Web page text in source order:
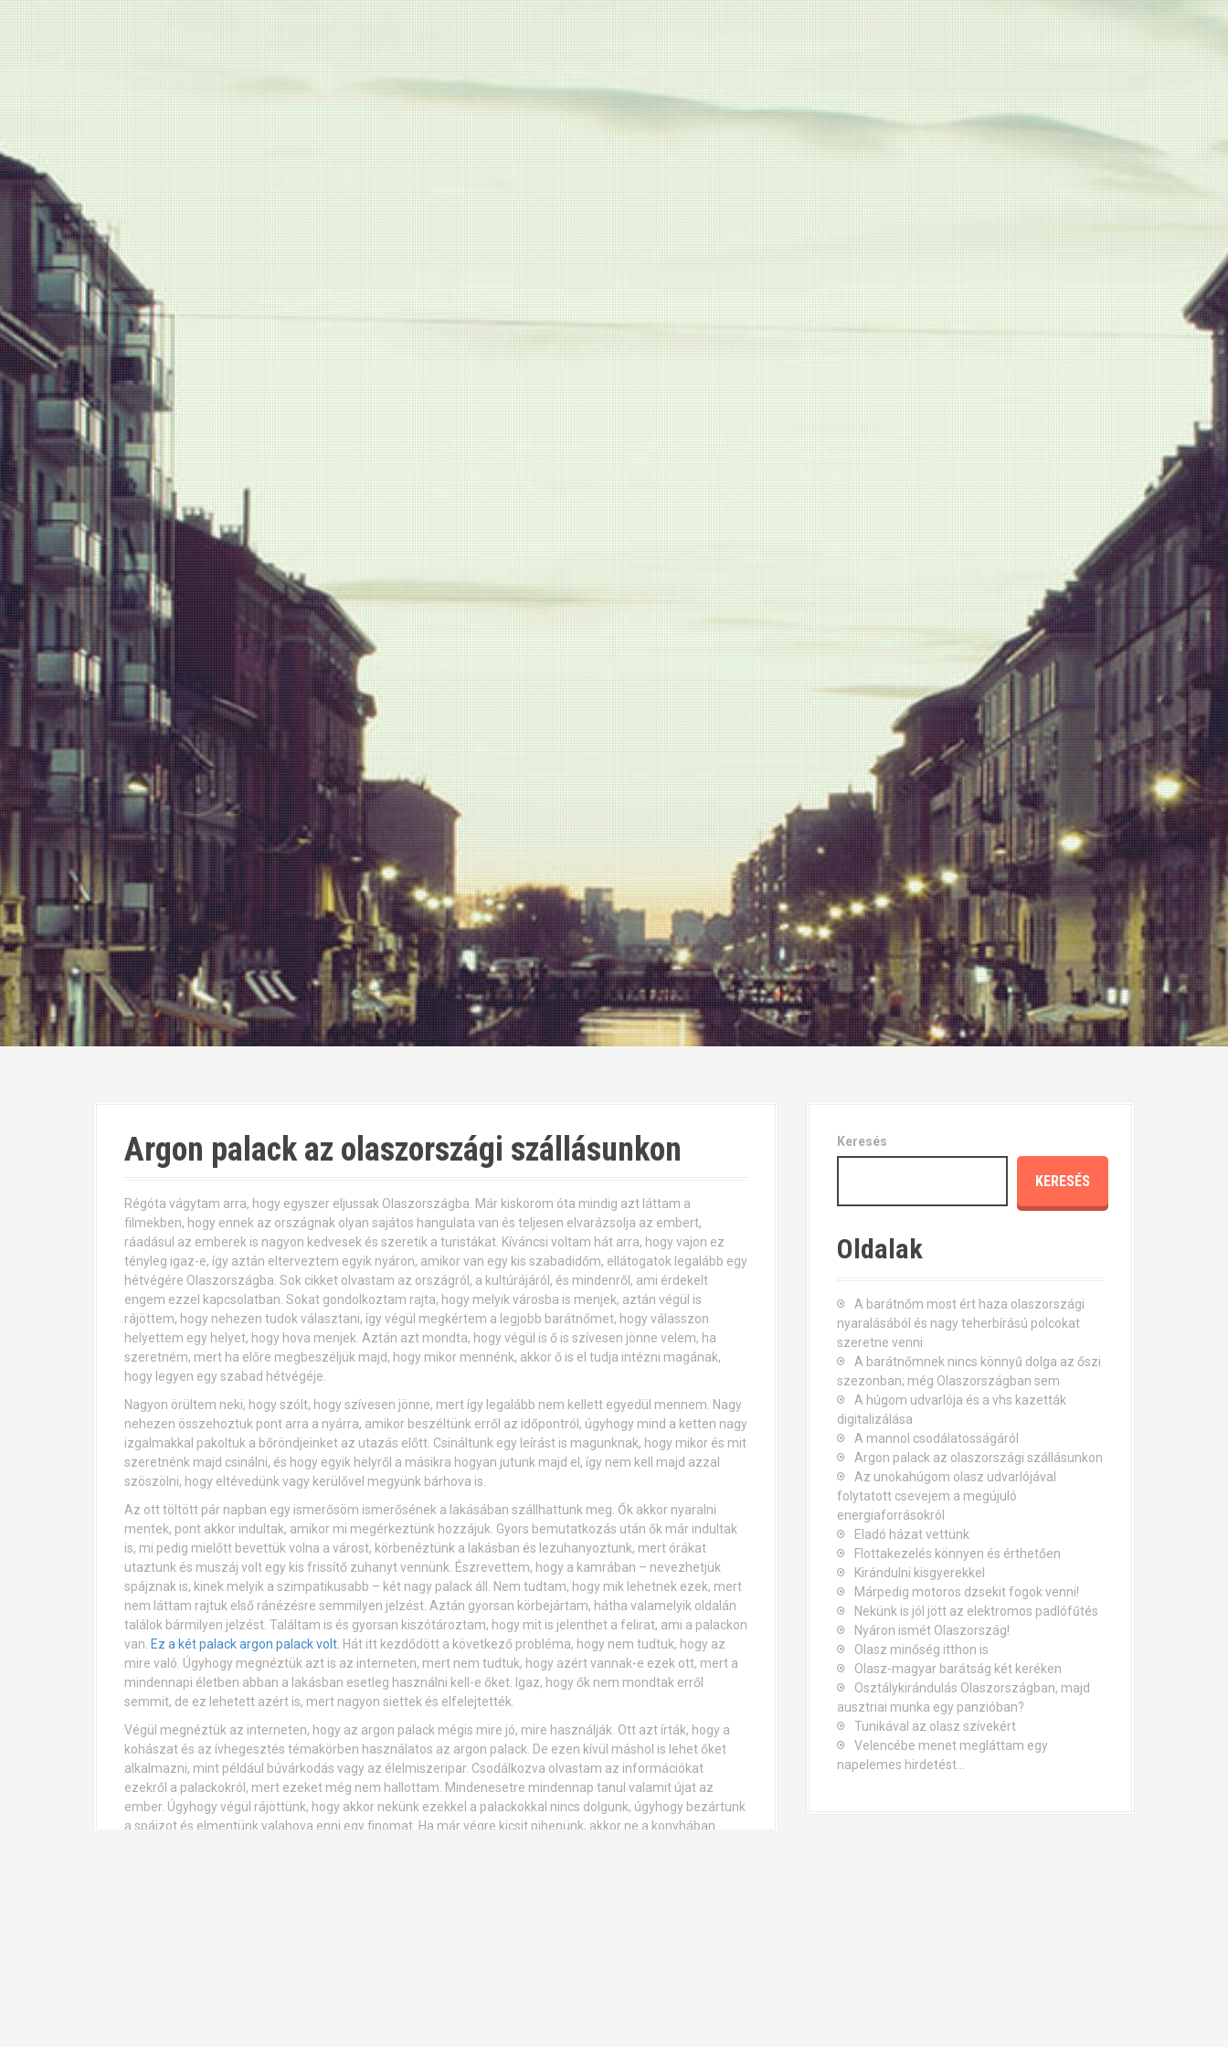
Argon palack az olaszországi szállásunkon
Régóta vágytam arra, hogy egyszer eljussak Olaszországba. Már kiskorom óta mindig azt láttam a
filmekben, hogy ennek az országnak olyan sajátos hangulata van és teljesen elvarázsolja az embert,
ráadásul az emberek is nagyon kedvesek és szeretik a turistákat. Kíváncsi voltam hát arra, hogy vajon ez
tényleg igaz-e, így aztán elterveztem egyik nyáron, amikor van egy kis szabadidőm, ellátogatok legalább egy
hétvégére Olaszországba. Sok cikket olvastam az országról, a kultúrájáról, és mindenről, ami érdekelt
engem ezzel kapcsolatban. Sokat gondolkoztam rajta, hogy melyik városba is menjek, aztán végül is
rájöttem, hogy nehezen tudok választani, így végül megkértem a legjobb barátnőmet, hogy válasszon
helyettem egy helyet, hogy hova menjek. Aztán azt mondta, hogy végül is ő is szívesen jönne velem, ha
szeretném, mert ha előre megbeszéljük majd, hogy mikor mennénk, akkor ő is el tudja intézni magának,
hogy legyen egy szabad hétvégéje.
Nagyon örültem neki, hogy szólt, hogy szívesen jönne, mert így legalább nem kellett egyedül mennem. Nagy
nehezen összehoztuk pont arra a nyárra, amikor beszéltünk erről az időpontról, úgyhogy mind a ketten nagy
izgalmakkal pakoltuk a bőröndjeinket az utazás előtt. Csináltunk egy leírást is magunknak, hogy mikor és mit
szeretnénk majd csinálni, és hogy egyik helyről a másikra hogyan jutunk majd el, így nem kell majd azzal
szöszölni, hogy eltévedünk vagy kerülővel megyünk bárhova is.
Az ott töltött pár napban egy ismerősöm ismerősének a lakásában szállhattunk meg. Ők akkor nyaralni
mentek, pont akkor indultak, amikor mi megérkeztünk hozzájuk. Gyors bemutatkozás után ők már indultak
is, mi pedig mielőtt bevettük volna a várost, körbenéztünk a lakásban és lezuhanyoztunk, mert órákat
utaztunk és muszáj volt egy kis frissítő zuhanyt vennünk. Észrevettem, hogy a kamrában – nevezhetjük
spájznak is, kinek melyik a szimpatikusabb – két nagy palack áll. Nem tudtam, hogy mik lehetnek ezek, mert
nem láttam rajtuk első ránézésre semmilyen jelzést. Aztán gyorsan körbejártam, hátha valamelyik oldalán
találok bármilyen jelzést. Találtam is és gyorsan kiszótároztam, hogy mit is jelenthet a felirat, ami a palackon
van. Ez a két palack argon palack volt. Hát itt kezdődött a következő probléma, hogy nem tudtuk, hogy az
mire való. Úgyhogy megnéztük azt is az interneten, mert nem tudtuk, hogy azért vannak-e ezek ott, mert a
mindennapi életben abban a lakásban esetleg használni kell-e őket. Igaz, hogy ők nem mondtak erről
semmit, de ez lehetett azért is, mert nagyon siettek és elfelejtették.
Végül megnéztük az interneten, hogy az argon palack mégis mire jó, mire használják. Ott azt írták, hogy a
kohászat és az ívhegesztés témakörben használatos az argon palack. De ezen kívül máshol is lehet őket
alkalmazni, mint például búvárkodás vagy az élelmiszeripar. Csodálkozva olvastam az információkat
ezekről a palackokról, mert ezeket még nem hallottam. Mindenesetre mindennap tanul valamit újat az
ember. Úgyhogy végül rájöttünk, hogy akkor nekünk ezekkel a palackokkal nincs dolgunk, úgyhogy bezártunk
a spájzot és elmentünk valahova enni egy finomat. Ha már végre kicsit pihenünk, akkor ne a konyhában
Keresés
KERESÉS
Oldalak
A barátnőm most ért haza olaszországi
nyaralásából és nagy teherbírású polcokat
szeretne venni
A barátnőmnek nincs könnyű dolga az őszi
szezonban; még Olaszországban sem
A húgom udvarlója és a vhs kazetták
digitalizálása
A mannol csodálatosságáról
Argon palack az olaszországi szállásunkon
Az unokahúgom olasz udvarlójával
folytatott csevejem a megújuló
energiaforrásokról
Eladó házat vettünk
Flottakezelés könnyen és érthetően
Kirándulni kisgyerekkel
Márpedig motoros dzsekit fogok venni!
Nekünk is jól jött az elektromos padlófűtés
Nyáron ismét Olaszország!
Olasz minőség itthon is
Olasz-magyar barátság két keréken
Osztálykirándulás Olaszországban, majd
ausztriai munka egy panzióban?
Tunikával az olasz szívekért
Velencébe menet megláttam egy
napelemes hirdetést…